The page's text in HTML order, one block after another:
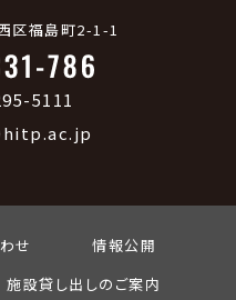
区福島町2-1-1
5111
せ
情報公開
施設貸し出しのご案内